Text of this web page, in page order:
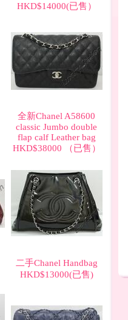
HKD$14000(已售）
全新Chanel A58600
classic Jumbo double
flap calf Leather bag
HKD$38000 （已售）
二手Chanel Handbag
HKD$13000(已售)